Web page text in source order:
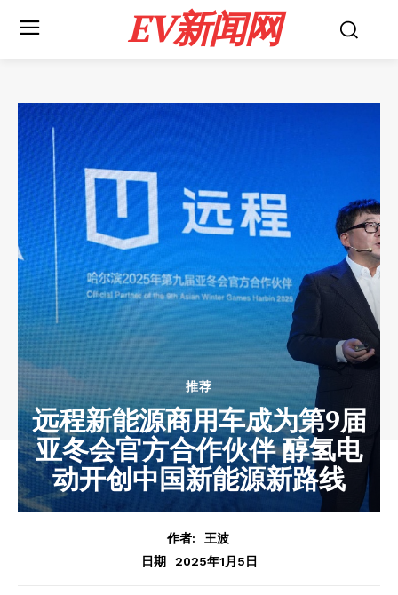
EV新闻网
推荐
远程新能源商用车成为第9届
亚冬会官方合作伙伴 醇氢电
动开创中国新能源新路线
作者:
王波
日期
2025年1月5日